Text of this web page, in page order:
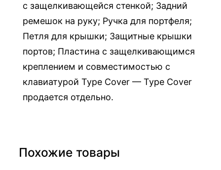
d
x
C
a
s
e
д
u
с защелкивающейся стенкой; Задний
ремешок на руку; Ручка для портфеля;
Петля для крышки; Защитные крышки
портов; Пластина с защелкивающимся
креплением и совместимостью с
клавиатурой Type Cover — Type Cover
продается отдельно.
Похожие товары